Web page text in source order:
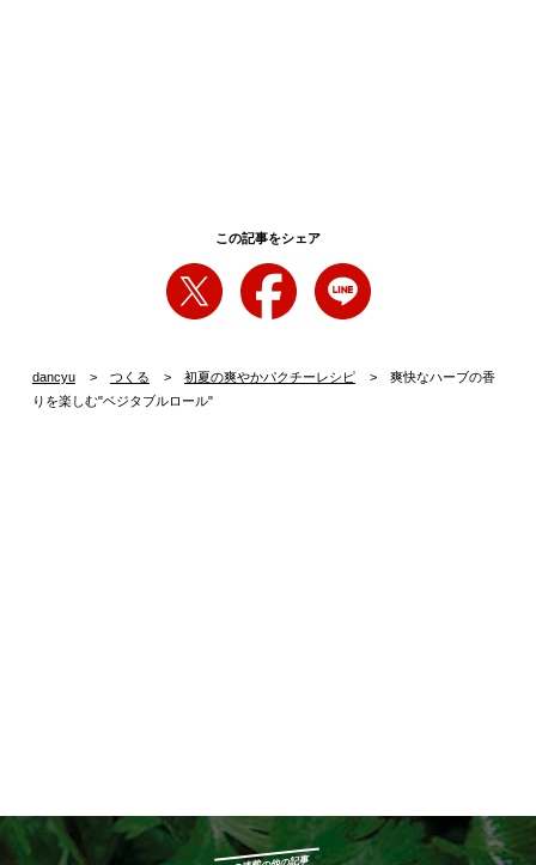
この記事をシェア
dancyu つくる 初夏の爽やかパクチーレシピ
爽快なハーブの香
りを楽しむ"ベジタブルロール"